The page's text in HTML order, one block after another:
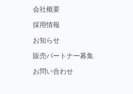
会社概要
採用情報
お知らせ
販売パートナー募集
お問い合わせ